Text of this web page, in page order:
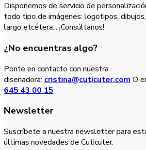
Disponemos de servicio de
todo tipo de imágenes: logotipos,
largo etcétera... ¡Consúltanos!
¿No encuentras algo?
Ponte en contacto con nuestra
diseñadora: cristina@cuticuter.com O
645 43 00 15
Newsletter
Suscríbete a nuestra newsletter para
últimas novedades de Cuticuter.